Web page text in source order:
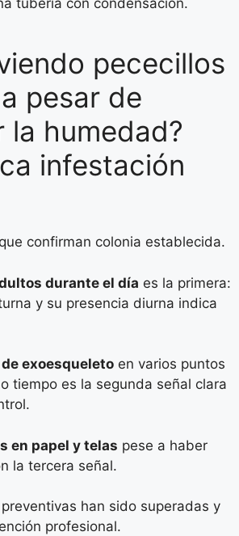
tubería con condensación.
pececillos
pesar de
la humedad?
infestación
confirman colonia establecida.
durante el día es la primera:
y su presencia diurna indica
exoesqueleto en varios puntos
tiempo es la segunda señal clara
en papel y telas pese a haber
la tercera señal.
han sido superadas y
profesional.